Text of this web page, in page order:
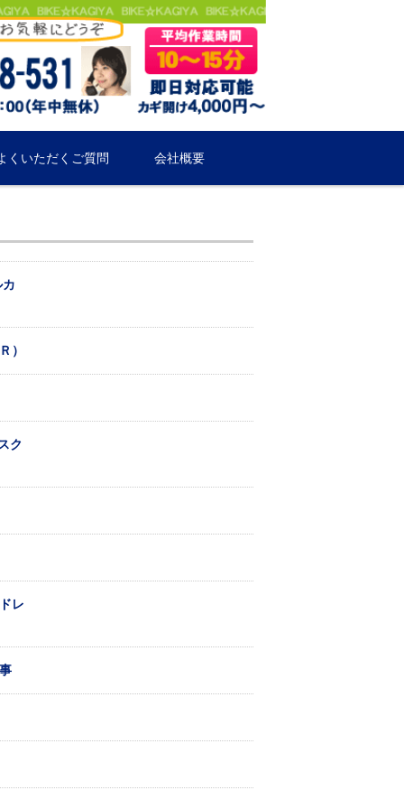
くいただくご質問 会社概要
）
ク
レ